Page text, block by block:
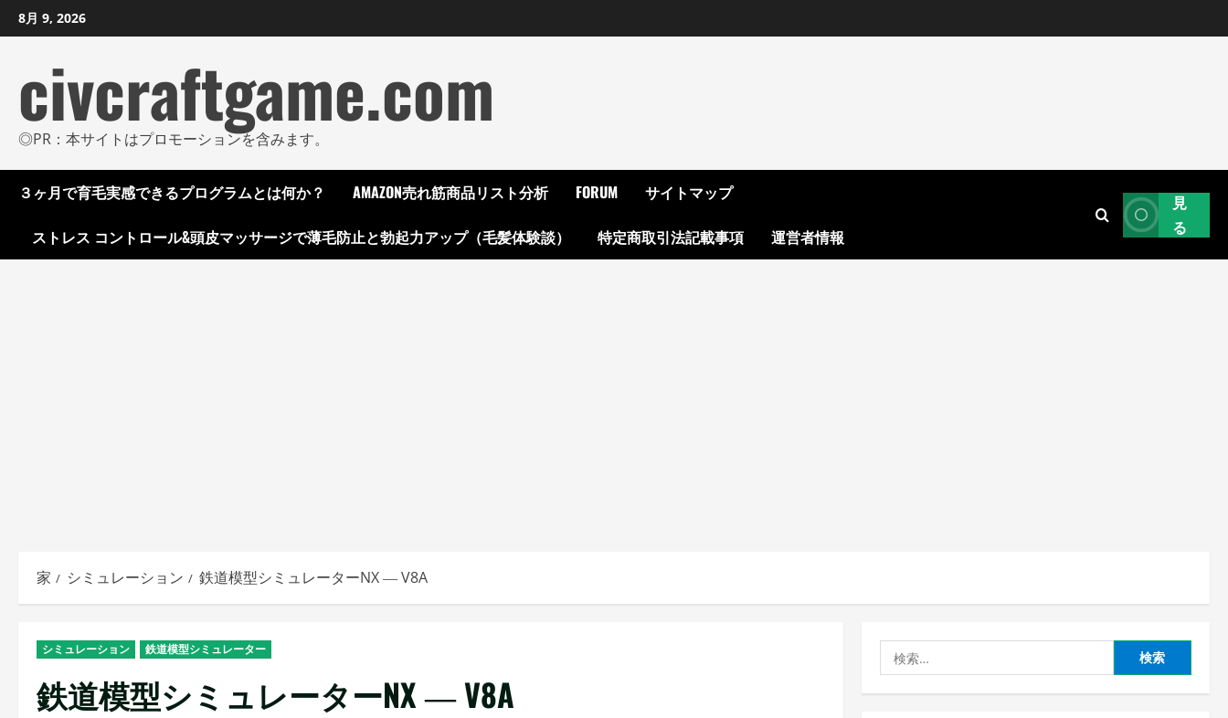
ン
し
8月 9, 2026
civcraftgame.com
◎PR：本サイトはプロモーションを含みます。
３ヶ月で育毛実感できるプログラムとは何か？ AMAZON売れ筋商品リスト分析 FORUM サイトマップ
ストレス コントロール&頭皮マッサージで薄毛防止と勃起力アップ（毛髪体験談） 特定商取引法記載事項 運営者情報
見
る
家 シミュレーション 鉄道模型シミュレーターNX ― V8A
シミュレーション 鉄道模型シミュレーター
鉄道模型シミュレーターNX ― V8A
索: